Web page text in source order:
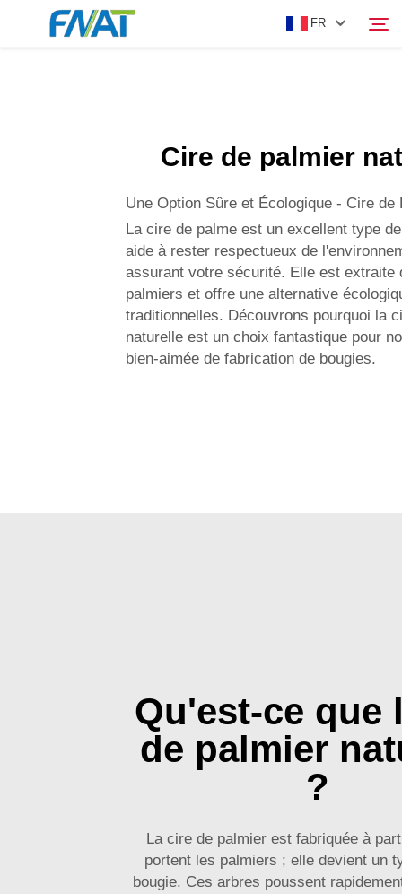
FR
À PROPOS DE NOUS
NOUS CONTACTER
Cire de palmier
Une Option Sûre et Écologique - Cire de
La cire de palme est un excellent type
aide à rester respectueux de
assurant votre sécurité. Elle est extraite
palmiers et offre une alternative
traditionnelles. Découvrons pourquoi la
naturelle est un choix fantastique pour
bien-aimée de fabrication de bougies.
Qu'est-ce que
de palmier
?
La cire de palmier est fabriquée à
portent les palmiers ; elle devient un
bougie. Ces arbres poussent